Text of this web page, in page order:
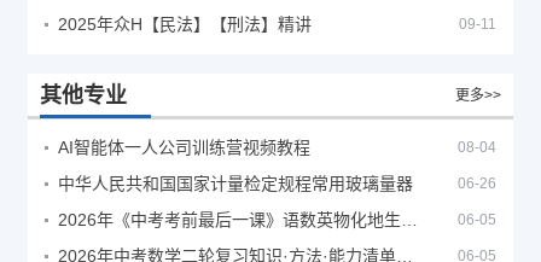
2025年众H【民法】【刑法】精讲 09-11
其他专业 更多>>
AI智能体一人公司训练营视频教程 08-04
中华人民共和国国家计量检定规程常用玻璃量器 06-26
06-05
06-05